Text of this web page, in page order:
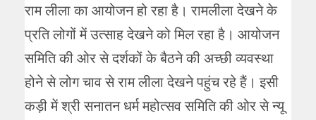
राम लीला का आयोजन हो रहा है। रामलीला देखने के
प्रति लोगों में उत्साह देखने को मिल रहा है। आयोजन
समिति की ओर से दर्शकों के बैठने की अच्छी व्यवस्था
होने से लोग चाव से राम लीला देखने पहुंच रहे हैं। इसी
कड़ी में श्री सनातन धर्म महोत्सव समिति की ओर से न्यू